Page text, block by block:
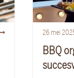
26 mei
BBQ